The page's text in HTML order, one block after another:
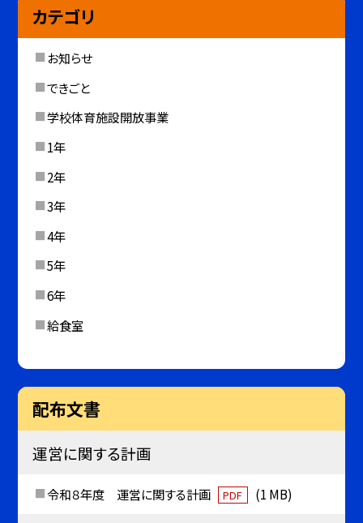
カテゴリ
お知らせ
できごと
学校体育施設開放事業
1年
2年
3年
4年
5年
6年
給食室
配布文書
運営に関する計画
令和８年度 運営に関する計画 PDF (1 MB)